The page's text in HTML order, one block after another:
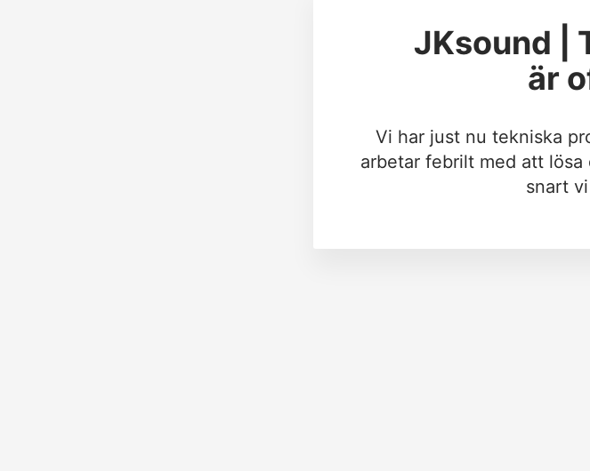
JKsound |
är
Vi har just nu tekniska
arbetar febrilt med att lösa
snart